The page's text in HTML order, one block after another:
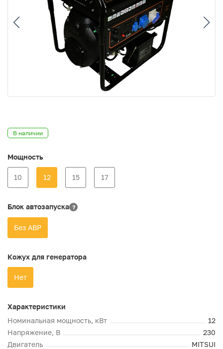
В наличии
Мощность
10 12 15 17
Блок автозапуска ?
Без АВР
Кожух для генератора
Нет
Характеристики
Номинальная мощность, кВт
12
Напряжение, В
230
Двигатель
MITSUI